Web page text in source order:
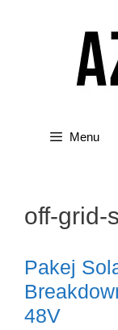
Menu
off-grid-
Pakej
48V